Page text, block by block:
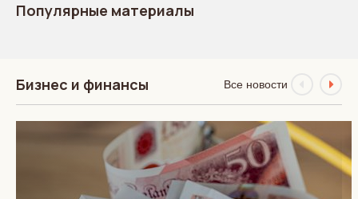
Популярные материалы
Бизнес и финансы Все новости